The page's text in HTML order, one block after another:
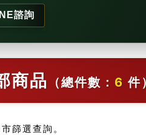
諮詢
商品 （總件數： 6 件
篩選查詢。